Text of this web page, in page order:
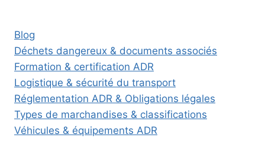
Blog
Déchets dangereux & documents associés
Formation & certification ADR
Logistique & sécurité du transport
Réglementation ADR & Obligations légales
Types de marchandises & classifications
Véhicules & équipements ADR